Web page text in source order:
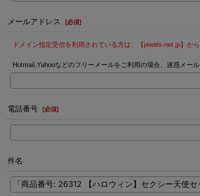
メールアドレス 必須
ドメイン指定受信を利用されている方は、【jewels-net.jp】か
Hotmail,Yahooなどのフリーメールをご利用の場合、迷惑メー
電話番号 必須
件名